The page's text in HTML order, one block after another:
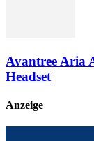
Avantree Aria
Headset
Anzeige